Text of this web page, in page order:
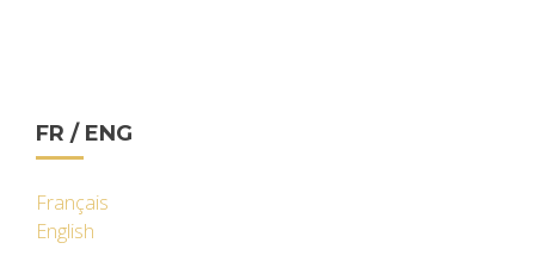
FR / ENG
Français
English